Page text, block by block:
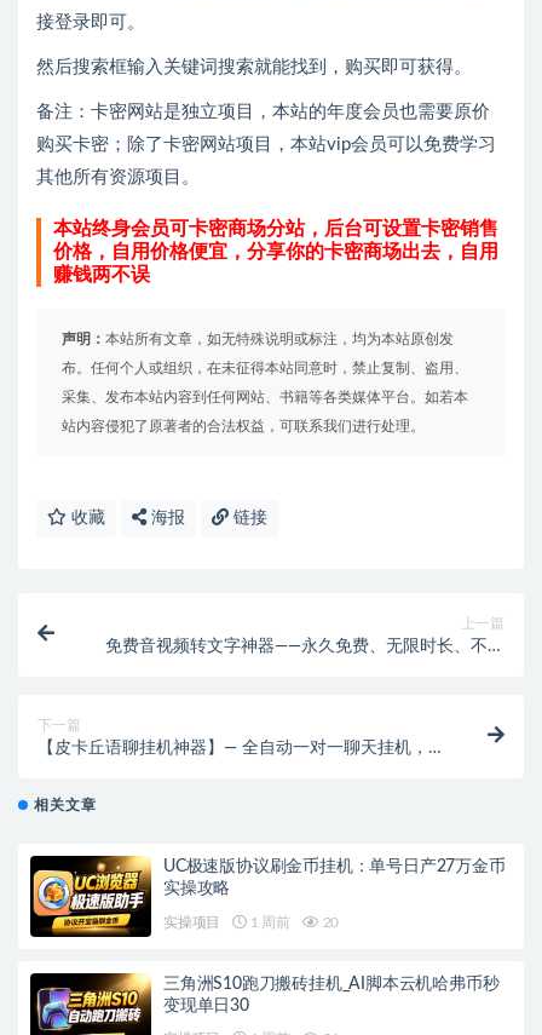
接登录即可。
然后搜索框输入关键词搜索就能找到，购买即可获得。
备注：卡密网站是独立项目，本站的年度会员也需要原价
购买卡密；除了卡密网站项目，本站vip会员可以免费学习
其他所有资源项目。
本站终身会员可卡密商场分站，后台可设置卡密销售
价格，自用价格便宜，分享你的卡密商场出去，自用
赚钱两不误
声明： 本站所有文章，如无特殊说明或标注，均为本站原创发
布。任何个人或组织，在未征得本站同意时，禁止复制、盗用、
采集、发布本站内容到任何网站、书籍等各类媒体平台。如若本
站内容侵犯了原著者的合法权益，可联系我们进行处理。
收藏 海报 链接
上一篇
免费音视频转文字神器——永久免费、无限时长、不限
下一篇
【皮卡丘语聊挂机神器】— 全自动一对一聊天挂机，每
相关文章
UC极速版协议刷金币挂机：单号日产27万金币
实操攻略
实操项目 1 周前 20
三角洲S10跑刀搬砖挂机_AI脚本云机哈弗币秒
变现单日30